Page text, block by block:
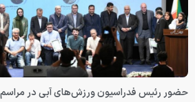
حضور رئیس فدراسیون ورزش‌های آبی در مراسم